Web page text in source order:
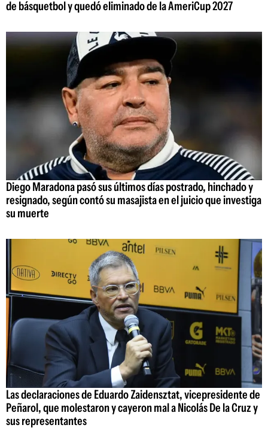
de básquetbol y quedó eliminado de la AmeriCup 2027
Diego Maradona pasó sus últimos días postrado, hinchado y
resignado, según contó su masajista en el juicio que investiga
su muerte
Las declaraciones de Eduardo Zaidensztat, vicepresidente de
Peñarol, que molestaron y cayeron mal a Nicolás De la Cruz y
sus representantes